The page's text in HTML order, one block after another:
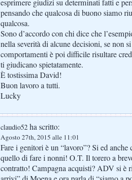
esprimere giudizi su determinati fatti e
pensando che qualcosa di buono siamo
qualcosa.
Sono d’accordo con chi dice che
nella severità di alcune decisioni, se non
comportamenti è poi difficile risultare
ti giudicano spietatamente.
È tostissima David!
Buon lavoro a tutti.
Lucky
claudio52 ha scritto:
Agosto 27th, 2015 alle 11:01
Fare i genitori è un “lavoro”? Si ed
quello di fare i nonni! O.T. Il torero a
contratto! Campagna acquisti? ADV si è